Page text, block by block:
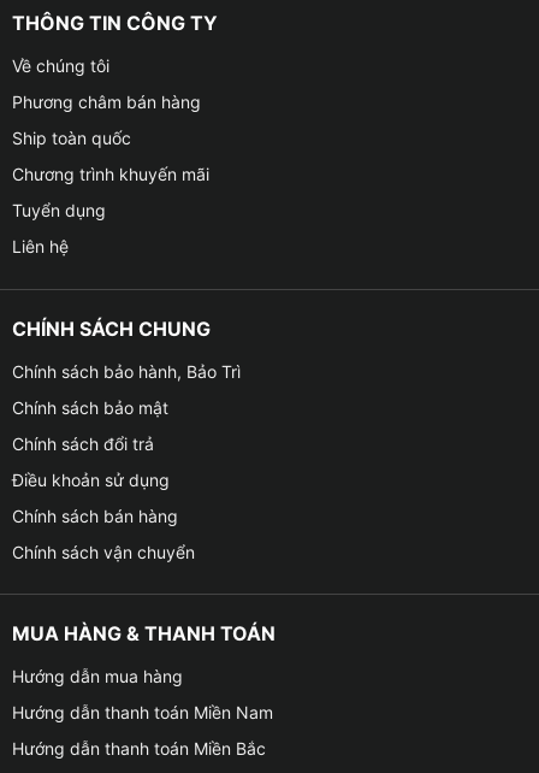
THÔNG TIN CÔNG TY
Về chúng tôi
Phương châm bán hàng
Ship toàn quốc
Chương trình khuyến mãi
Tuyển dụng
Liên hệ
CHÍNH SÁCH CHUNG
Chính sách bảo hành, Bảo Trì
Chính sách bảo mật
Chính sách đổi trả
Điều khoản sử dụng
Chính sách bán hàng
Chính sách vận chuyển
MUA HÀNG & THANH TOÁN
Hướng dẫn mua hàng
Hướng dẫn thanh toán Miền Nam
Hướng dẫn thanh toán Miền Bắc